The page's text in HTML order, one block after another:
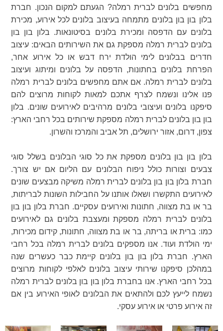
מחפשים בלונים לברית רמלה? הגעתם למקום הנכון. חברת
בלון בון בון בלונים מתמחה בעיצוב בלונים לכל אירוע, מכירת
בלונים עם הדפסה ומכירת בלונים בסיטונאות. בלון בון בון
בלונים לברית רמלה מספקת גם את השירותים הבאים: עיצוב
חדרים בבלונים לימי הולדת ירח דבש או כל אירוע אחר,
הפרחת בלונים בחתונות, הדפסה על בלונים ומיתוג ועיצוב
בלונים לברית רמלה. אם אתם מחפשים בלונים לברית רמלה
פנו אלינו ונשמח לצרף אתכם למאות לקוחות מרוצים להם
סיפקנו בלונים ועיצובי בלונים מרהיבים לאירועים שונים. בלון
בון בון בלונים לברית רמלה מספקת שירותים בכל רחבי הארץ:
צפון, דרום, אזור ירושלים, תל אביב והמרכז והשרון.
בלון בון בון בלונים מספקת את כל סוגי הבלונים בשלל סוגי
צבעים וצורות כולל ניפוח הבלונים עם הליום אם יש צורך.
חברת בלון בון בון בלונים לברית רמלה משיקה מבצעים שונים
לאירועים התקשרו ושאלו אותנו על החבילות השונות לבריתות,
בר או בת מצווה, חתונות ואירועים עסקיים. חברת בלון בון בון
בלונים לברית רמלה מספקת ומעצבת בלונים גם לאירועים
כמו: ברית או בריתה, בר או בת מצווה, חתונות, קידום מכירות,
ימי הולדת ועוד. אנו מספקים בלונים לברית רמלה בכל רחבי
הארץ. חברת בלון בון בון בלונים קיימת כבר כעשרים שנה
במהלכן סיפקנו שירותי עיצוב בלונים לאלפי לקוחות מרוצים
בכל רחבי הארץ. אנו בחברת בלון בון בון בלונים לברית רמלה
נשמח לייעץ לכם ולהתאים את הבלונים לאופי האירוע בין אם
זה אירוע פרטי או אירוע עסקי.